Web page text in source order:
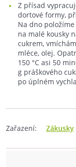
Z přísad
dortové formy,
Na dno
na malé kousky
cukrem,
mléce, olej.
150 °C asi 50
g práškového
po úplném
Zařazení: Zákusky